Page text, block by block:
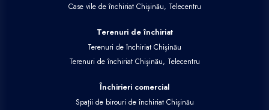
Case vile de închiriat Chișinău, Telecentru
Terenuri de închiriat
Terenuri de închiriat Chișinău
Terenuri de închiriat Chișinău, Telecentru
Închirieri comercial
Spații de birouri de închiriat Chișinău